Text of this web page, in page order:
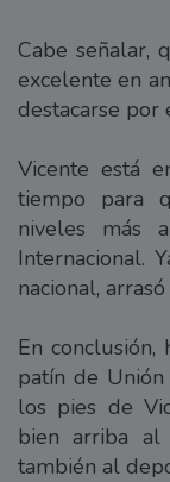
Cabe señalar,
excelente en
destacarse por
Vicente está
tiempo para
niveles más
Internacional.
nacional,
En
patín de
los pies de
bien arriba al
también al